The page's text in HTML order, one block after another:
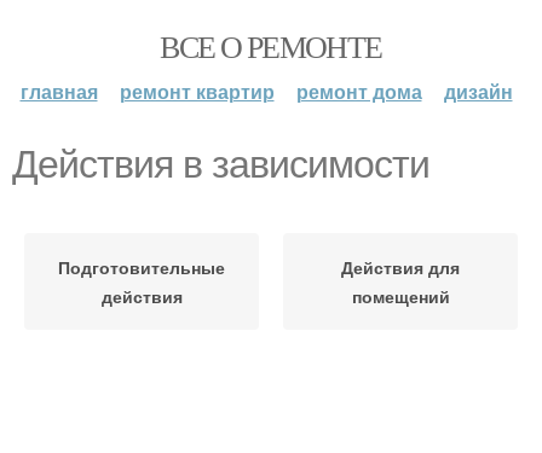
ВСЕ О РЕМОНТЕ
главная ремонт квартир ремонт дома дизайн
Действия в зависимости
Подготовительные
действия
Действия для
помещений